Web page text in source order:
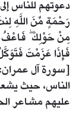
دعوتهم للناس
رَحْمَةٍ مِّنَ اللَّهِ
مِنْ حَوْلِكَ ۖ فَاعْفُ
فَإِذَا عَزَمْتَ
الناس، حيث
عليهم مشاعر